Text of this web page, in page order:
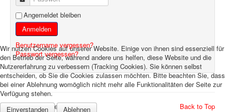
Angemeldet bleiben
Anmelden
Benutzername vergessen?
Passwort vergessen?
Back to Top
© 2026 Feuerwehr Weisel
Wir nutzen Cookies auf unserer Website. Einige von ihnen sind essenziell für
den Betrieb der Seite, während andere uns helfen, diese Website und die
Nutzererfahrung zu verbessern (Tracking Cookies). Sie können selbst
entscheiden, ob Sie die Cookies zulassen möchten. Bitte beachten Sie, dass
bei einer Ablehnung womöglich nicht mehr alle Funktionalitäten der Seite zur
Verfügung stehen.
Einverstanden
Ablehnen